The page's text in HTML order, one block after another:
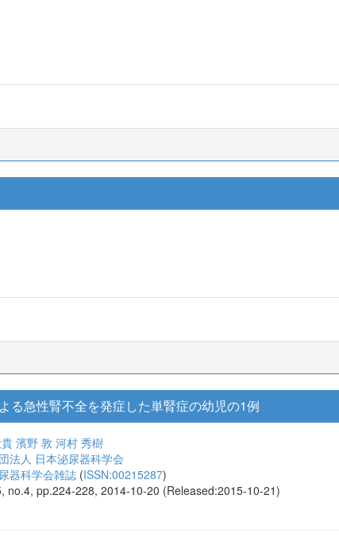
る急性腎不全を発症した単腎症の幼児の1例
濱野 敦 河村 秀樹
法人 日本泌尿器科学会
器科学会雑誌 (ISSN:00215287)
no.4, pp.224-228, 2014-10-20 (Released:2015-10-21)